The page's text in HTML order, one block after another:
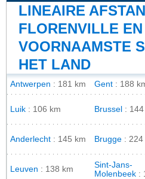
LINEAIRE
FLORENVILLE EN
VOORNAAMSTE
HET LAND
Antwerpen : 181 km Gent : 188
Luik : 106 km Brussel :
Anderlecht : 145 km Brugge : 224
Leuven : 138 km
Sint-Jans-
Molenbeek :